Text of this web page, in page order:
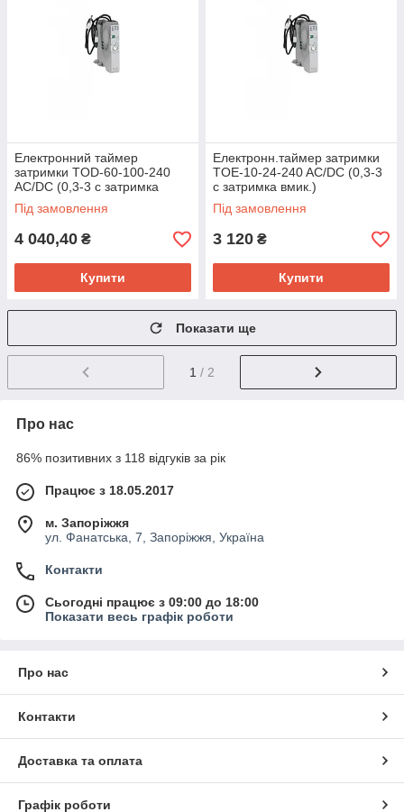
Електронний таймер
затримки TOD-60-100-240
AC/DC (0,3-3 с затримка
викл.)
Під замовлення
4 040,40 ₴
Купити
Електронн.таймер затримки
TOE-10-24-240 AC/DC (0,3-3
с затримка вмик.)
Під замовлення
3 120 ₴
Купити
Показати ще
1 / 2
Про нас
86% позитивних з 118 відгуків за рік
Працює з 18.05.2017
м. Запоріжжя
ул. Фанатська, 7, Запоріжжя, Україна
Контакти
Сьогодні працює з 09:00 до 18:00
Показати весь графік роботи
Про нас
Контакти
Доставка та оплата
Графік роботи